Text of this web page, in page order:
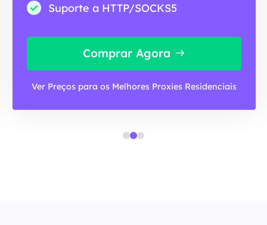
Suporte a HTTP/SOCKS5
Comprar Agora
Ver Preços para os Melhores Proxies Residenciais